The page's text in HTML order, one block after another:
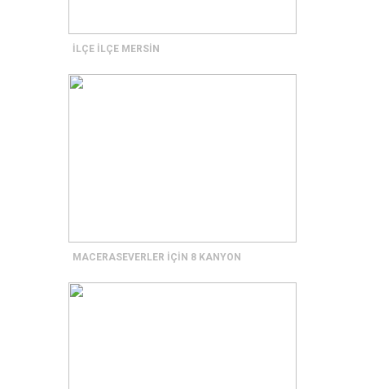
İLÇE İLÇE MERSİN
MACERASEVERLER İÇİN 8 KANYON